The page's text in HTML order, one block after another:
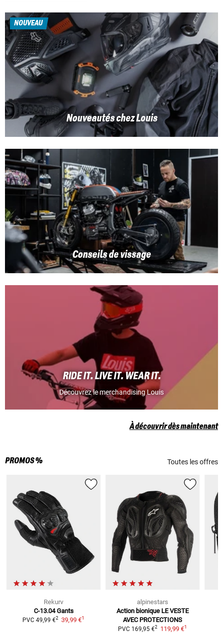
NOUVEAU
Nouveautés chez Louis
Conseils de vissage
RIDE IT. LIVE IT. WEAR IT.
Découvrez le merchandising Louis
À découvrir dès maintenant
PROMOS % Toutes les offres
Rekurv
C-13.04 Gants
PVC 49,99 €2 39,99 €1
alpinestars
Action bionique LE VESTE
AVEC PROTECTIONS
PVC 169,95 €2 119,99 €1